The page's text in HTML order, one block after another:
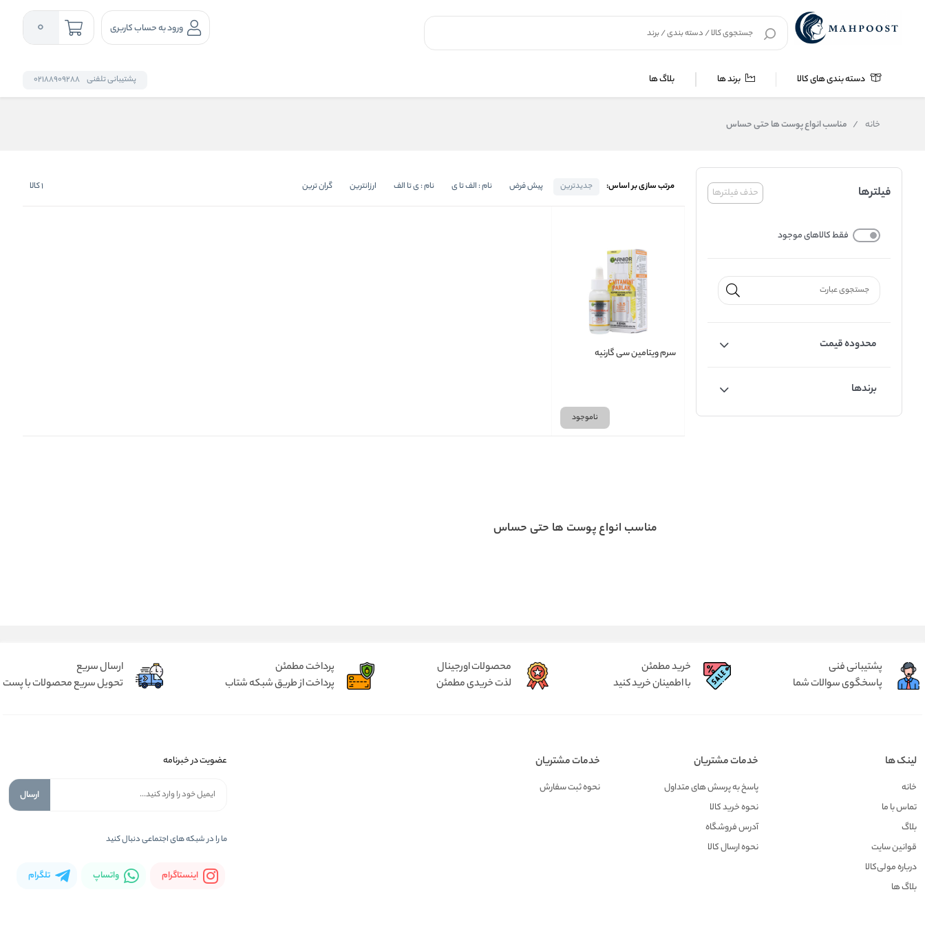
ورود به حساب کاربری 0
دسته بندی های کالا برند ها بلاگ ها پشتیبانی تلفنی 02188909288
خانه / مناسب انواع پوست ها حتی حساس
حذف فیلترها فیلترها
فقط کالاهای موجود
محدوده قیمت
برندها
مرتب سازی بر اساس: جدیدترین پیش فرض نام : الف تا ی نام : ی تا الف ارزانترین گران ترین 1کالا
سرم ویتامین سی گارنیه
ناموجود
مناسب انواع پوست ها حتی حساس
پشتیبانی فنی
پاسخگوی سوالات شما
خرید مطمئن
با اطمینان خرید کنید
محصولات اورجینال
لذت خریدی مطمئن
پرداخت مطمئن
پرداخت از طریق شبکه شتاب
ارسال سریع
تحویل سریع محصولات با پست
لینک ها
خانه
تماس با ما
بلاگ
قوانین سایت
درباره مولی‌کالا
بلاگ ها
خدمات مشتریان
پاسخ به پرسش های متداول
نحوه خرید کالا
آدرس فروشگاه
نحوه ارسال کالا
خدمات مشتریان
نحوه ثبت سفارش
عضویت در خبرنامه
ارسال
ما را در شبكه های اجتماعی دنبال کنید
اینستاگرام واتساپ تلگرام